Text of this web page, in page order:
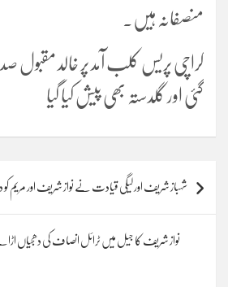
منصفانہ ہیں۔
کراچی پریس کلب آمد پر خالد مقبول
گئی اور گلدستہ بھی پیش کیا گیا
navigation
شہباز شریف اور لیگی قیادت نے نواز شریف اور مریم کو
نواز شریف کا جیل میں ٹرائل انصاف کی دھجیاں